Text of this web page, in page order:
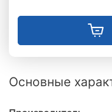
Основные